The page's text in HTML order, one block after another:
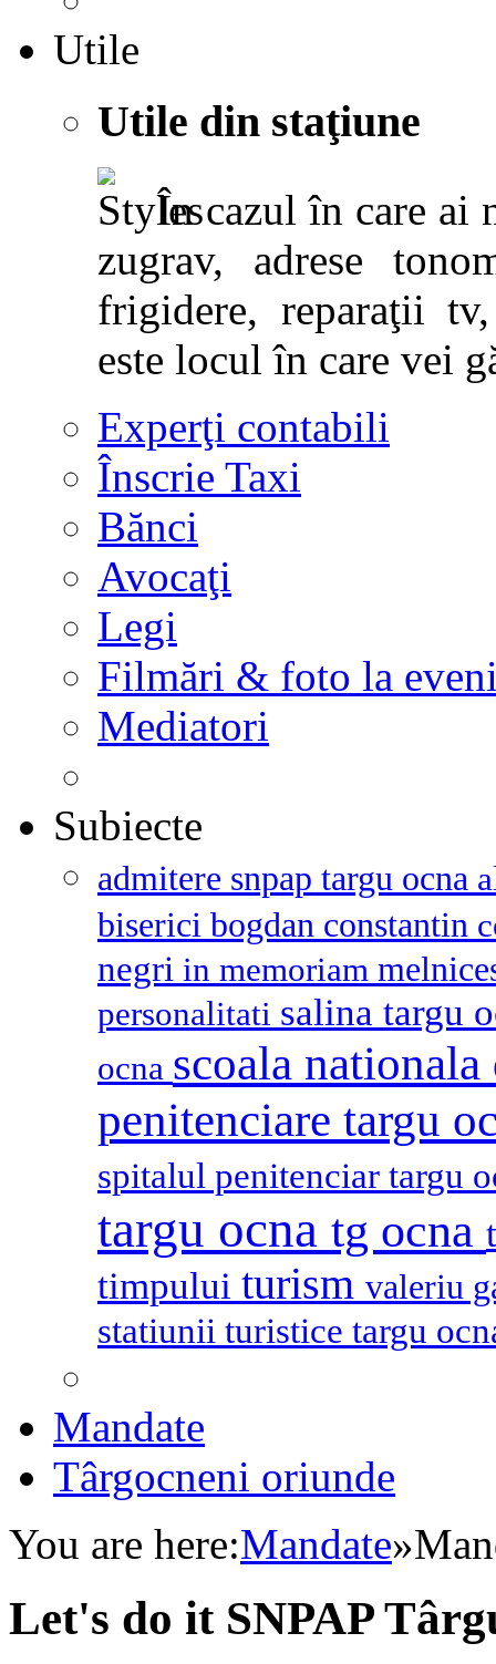
Utile
Utile din staţiune
În cazul în care ai
zugrav, adrese
frigidere, reparaţii
este locul în care vei
Experţi contabili
Înscrie Taxi
Bănci
Avocaţi
Legi
Filmări & foto la
Mediatori
Subiecte
admitere snpap targu ocna
biserici bogdan constantin
negri in memoriam
personalitati salina targu
ocna scoala
penitenciare targu
spitalul penitenciar targu
targu ocna tg ocna
timpului turism valeriu
statiunii turistice targu
Mandate
Târgocneni oriunde
You are here:Mandate»
Let's do it SNPAP